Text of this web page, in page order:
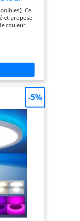
】Ce
et propose
couleur
à
réglages
et vous
ambiances
énergie】Ce
pour un flux
éclairage
pour un
led pour
éclairage
réaliser
facture
vie peut
rend sûr à
fin】Cette
encastrée
Son
99 % des
à la terre
par une
rendu des
-5%